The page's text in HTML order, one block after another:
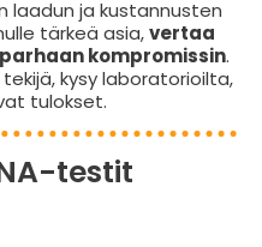
laadun ja kustannusten
tärkeä asia,vertaa
kompromissin.
kysy laboratorioilta,
tulokset.
testit